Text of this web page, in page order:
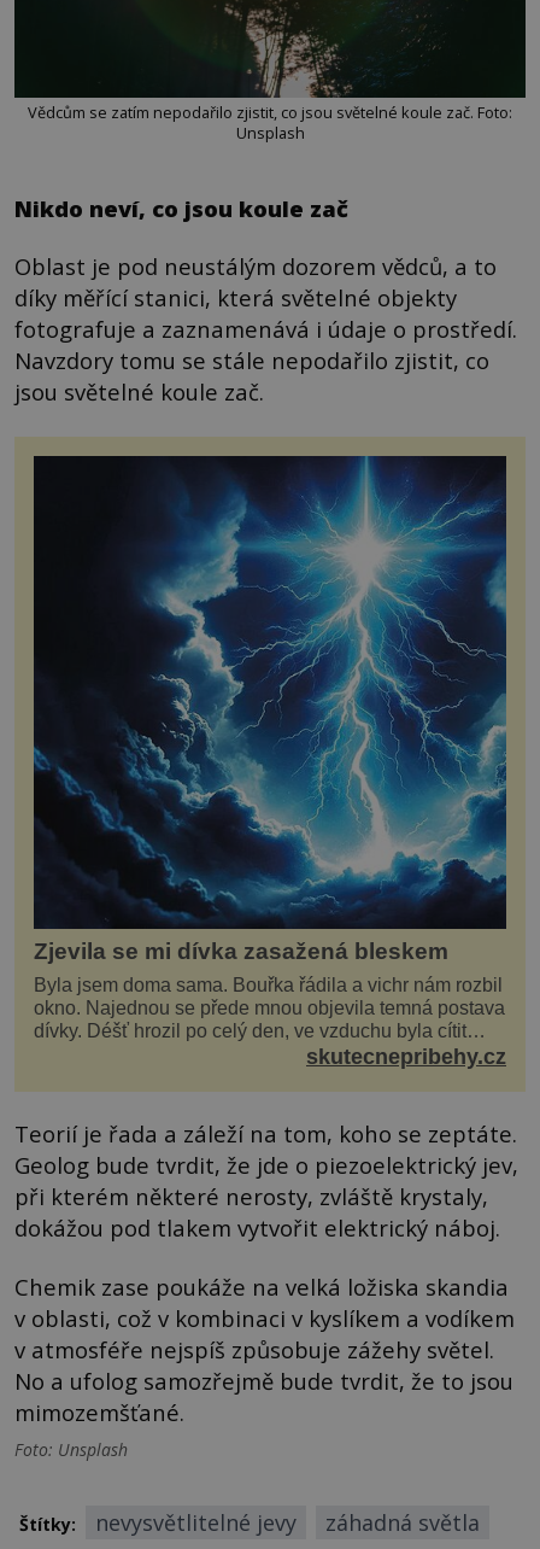
Vědcům se zatím nepodařilo zjistit, co jsou světelné koule zač. Foto:
Unsplash
Nikdo neví, co jsou koule zač
Oblast je pod neustálým dozorem vědců, a to
díky měřící stanici, která světelné objekty
fotografuje a zaznamenává i údaje o prostředí.
Navzdory tomu se stále nepodařilo zjistit, co
jsou světelné koule zač.
Zjevila se mi dívka zasažená bleskem
Byla jsem doma sama. Bouřka řádila a vichr nám rozbil
okno. Najednou se přede mnou objevila temná postava
dívky. Déšť hrozil po celý den, ve vzduchu byla cítit
bouřka. Do topolů před domem se opřel ví...skutecnepribehy.cz
Teorií je řada a záleží na tom, koho se zeptáte.
Geolog bude tvrdit, že jde o piezoelektrický jev,
při kterém některé nerosty, zvláště krystaly,
dokážou pod tlakem vytvořit elektrický náboj.
Chemik zase poukáže na velká ložiska skandia
v oblasti, což v kombinaci v kyslíkem a vodíkem
v atmosféře nejspíš způsobuje zážehy světel.
No a ufolog samozřejmě bude tvrdit, že to jsou
mimozemšťané.
Foto: Unsplash
Štítky: nevysvětlitelné jevy
záhadná světla